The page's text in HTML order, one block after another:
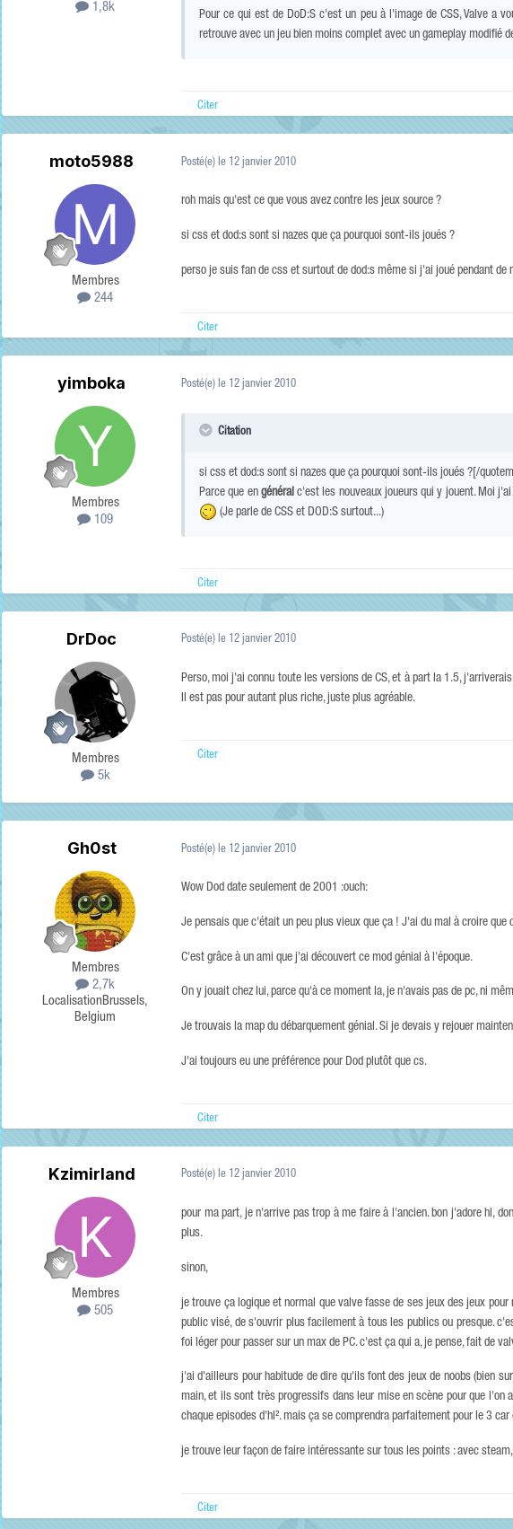
1,8k
Pour ce qui est de DoD:S c'est un peu à l'image de CSS, Valve a
retrouve avec un jeu bien moins complet avec un gameplay modifié
Citer
moto5988
Membres
244
Posté(e) le 12 janvier 2010
roh mais qu'est ce que vous avez contre les jeux source ?
si css et dod:s sont si nazes que ça pourquoi sont-ils joués ?
perso je suis fan de css et surtout de dod:s même si j'ai joué pendant de
Citer
yimboka
Membres
109
Posté(e) le 12 janvier 2010
Citation
si css et dod:s sont si nazes que ça pourquoi sont-ils joués ?[/
Parce que en généralc'est les nouveaux joueurs qui y jouent. Moi
(Je parle de CSS et DOD:S surtout...)
Citer
DrDoc
Membres
5k
Posté(e) le 12 janvier 2010
Perso, moi j'ai connu toute les versions de CS, et à part la 1.5,
Il est pas pour autant plus riche, juste plus agréable.
Citer
Gh0st
Membres
2,7k
LocalisationBrussels,
Belgium
Posté(e) le 12 janvier 2010
Wow Dod date seulement de 2001 :ouch:
Je pensais que c'était un peu plus vieux que ça ! J'ai du mal à croire
C'est grâce à un ami que j'ai découvert ce mod génial à l'époque.
On y jouait chez lui, parce qu'à ce moment la, je n'avais pas de pc, ni
Je trouvais la map du débarquement génial. Si je devais y rejouer
J'ai toujours eu une préférence pour Dod plutôt que cs.
Citer
Kzimirland
Membres
505
Posté(e) le 12 janvier 2010
pour ma part, je n'arrive pas trop à me faire à l'ancien. bon j'adore hl,
plus.
sinon,
je trouve ça logique et normal que valve fasse de ses jeux des jeux
public visé, de s'ouvrir plus facilement à tous les publics ou presque.
foi léger pour passer sur un max de PC. c'est ça qui a, je pense, fait de
j'ai d'ailleurs pour habitude de dire qu'ils font des jeux de noobs (bien
main, et ils sont très progressifs dans leur mise en scène pour que l'on
chaque episodes d'hl². mais ça se comprendra parfaitement pour le 3
je trouve leur façon de faire intéressante sur tous les points : avec
Citer